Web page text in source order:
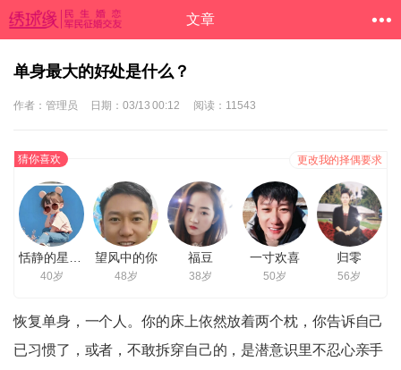
文章
单身最大的好处是什么？
作者：管理员 日期：03/13 00:12 阅读：11543
猜你喜欢 更改我的择偶要求
40岁
望风中的你
48岁
福豆
38岁
一寸欢喜
50岁
归零
56岁
恢复单身，一个人。你的床上依然放着两个枕，你告诉自己
已习惯了，或者，不敢拆穿自己的，是潜意识里不忍心亲手